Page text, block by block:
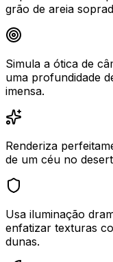
grão de areia
Simula a ótica de
uma profundidade
imensa.
Renderiza
de um céu no
Usa iluminação
enfatizar texturas
dunas.